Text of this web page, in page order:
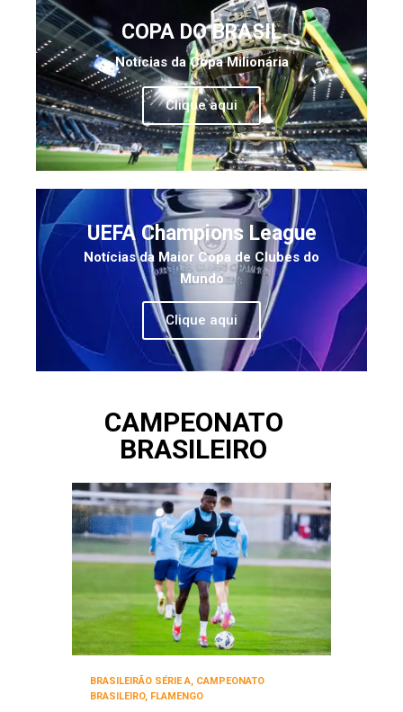
COPA DO BRASIL
Notícias da Copa Milionária
Clique aqui
UEFA Champions League
Notícias da Maior Copa de Clubes do
Mundo
Clique aqui
CAMPEONATO
BRASILEIRO
BRASILEIRÃO SÉRIE A, CAMPEONATO
BRASILEIRO, FLAMENGO